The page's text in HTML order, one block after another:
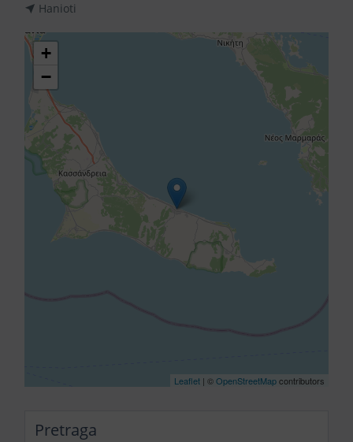
Hanioti
+
−
Leaflet | ©OpenStreetMapcontributors
Pretraga